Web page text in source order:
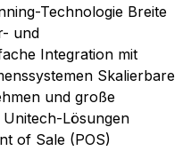
Technologie Breite
und
Integration mit
Skalierbare
und große
Lösungen
of Sale (POS)